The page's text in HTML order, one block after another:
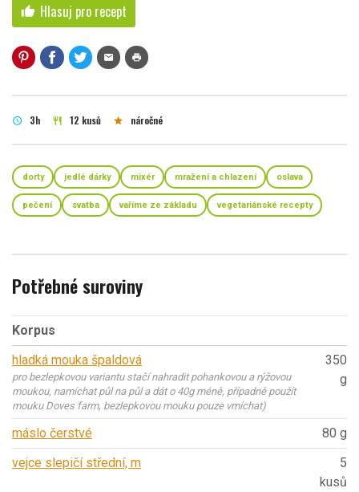
thumb_up Hlasuj pro recept
mail print
schedule 3h restaurant 12 kusů star náročné
dorty jedlé dárky mixér mražení a chlazení oslava
pečení svatba vaříme ze základu vegetariánské recepty
Potřebné suroviny
Korpus
hladká mouka špaldová
pro bezlepkovou variantu stačí nahradit pohankovou a rýžovou
moukou, namíchat půl na půl a dát o 40g méně, případně použít
mouku Doves farm, bezlepkovou mouku pouze vmíchat)
350
g
máslo čerstvé
80 g
vejce slepičí střední, m
5
kusů